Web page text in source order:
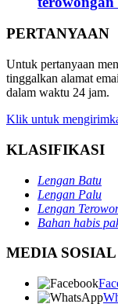
PERTANYAAN
Untuk pertanyaan
tinggalkan alamat
dalam waktu 24 jam.
Klik untuk
KLASIFIKASI
Lengan Batu
Lengan Palu
Lengan
Bahan habis
MEDIA SOSIAL